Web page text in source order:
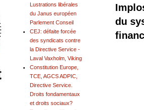
du
Lustrations libérales
du Janus européen
Parlement Conseil
CEJ: défaite forcée
des syndicats contre
la Directive Service -
Laval Vaxholm, Viking
Constitution Europe,
TCE, AGCS ADPIC,
Directive Service.
Droits fondamentaux
et droits sociaux?